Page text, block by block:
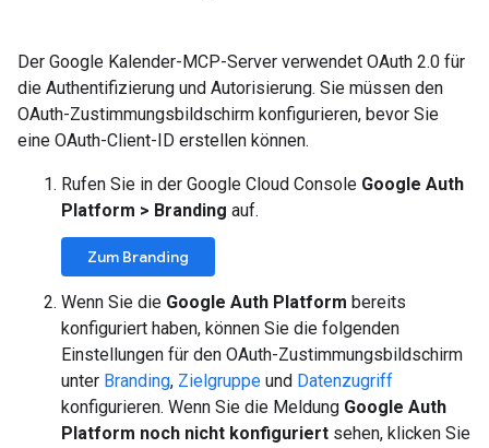
Der Google Kalender-MCP-Server verwendet OAuth 2.0 für
die Authentifizierung und Autorisierung. Sie müssen den
OAuth-Zustimmungsbildschirm konfigurieren, bevor Sie
eine OAuth-Client-ID erstellen können.
Rufen Sie in der Google Cloud Console Google Auth
Platform > Branding auf.
Zum Branding
Wenn Sie die Google Auth Platform bereits
konfiguriert haben, können Sie die folgenden
Einstellungen für den OAuth-Zustimmungsbildschirm
unter Branding, Zielgruppe und Datenzugriff
konfigurieren. Wenn Sie die Meldung Google Auth
Platform noch nicht konfiguriert sehen, klicken Sie